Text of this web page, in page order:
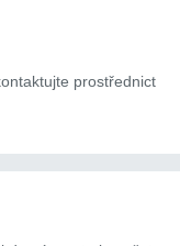
prostřednict